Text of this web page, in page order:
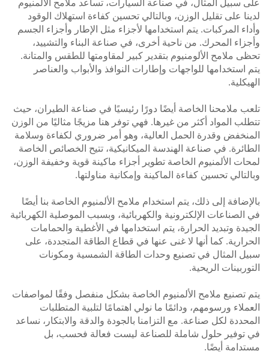
على تقليل الوزن، وبالتالي تحسين كفاءة استهلاك الوقود
المركبات. يتم استخدامها لأجزاء مثل الإطار وأجزاء الجسم
المحرك. من ناحية أخرى، في صناعة البناء والتشييد،
ملامح الألومنيوم بتقدير كبير لمقاومتها للطقس والمتانة.
استخدامها للواجهات وإطارات النوافذ والأبواب والعناصر
ملامحنا الخاصة أيضًا دورًا رئيسيًا في صناعة الطيران، حيث
المواد أكثر من غيرها. فهي توفر هنا مزيجًا مثاليًا من الوزن
وقدرة الحمل العالية، وهو أمر ضروري لكفاءة وسلامة
في صناعة الهندسة الميكانيكية، تتيح الخصائص الخاصة
الألمنيوم الخاصة تطوير أجزاء ماكينة قوية وخفيفة الوزن،
تحسين كفاءة الماكينة وإمكانية مناولتها.
إلى ذلك، يتم استخدام ملامح الألمنيوم الخاصة بنا أيضًا
الإلكترونية والكهربائية، وبسبب الموصلية الكهربائية
وتبديد الحرارة، يتم استخدامها في الأغطية والحمامات
كما أنها لا غنى عنها في قطاع الطاقة المتجددة، على
المثال في تصنيع وحدات الطاقة الشمسية ومكونات
الريحية.
تصنيع ملامح الألمنيوم الخاصة بشكل منفصل وفقًا لمواصفات
ورسومهم، ودائمًا ما نولي اهتمامًا لتلبية المتطلبات
لكل صناعة. مع التزامنا بالجودة والدقة والابتكار، نساعد
حلول شاملة للصناعة ليست فعالة فحسب، بل
أيضًا.